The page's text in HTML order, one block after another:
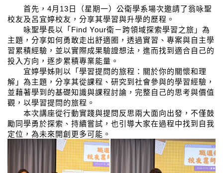
首先， 4月 13 日（星期一）公衛學系場次邀請了翁咏聖
校友及呂宜婷校友，分享其學習與升學的歷程。
咏聖學長以「 Find Your衛－跨領域探索學習之旅」為
主題，分享如何勇敢走出舒適圈，透過實習、專案與自主學
習累積經驗，並以實際成果驗證想法，進而找到適合自己的
投入方向，逐步累積專業能量。
宜婷學姊則以「學習提問的旅程：關於你的關懷和理
解」為主題，分享其從課程、研究到社會參與的學習經驗，
並藉著學到的基礎知識與課程討論，完整自己的思考與價值
觀，以學習提問的旅程。
本次講座從行動實踐與提問反思兩大面向出發，不僅鼓
勵同學勇於探索、持續嘗試，也引導大家在過程中找到自我
定位，為未來開創更多可能。